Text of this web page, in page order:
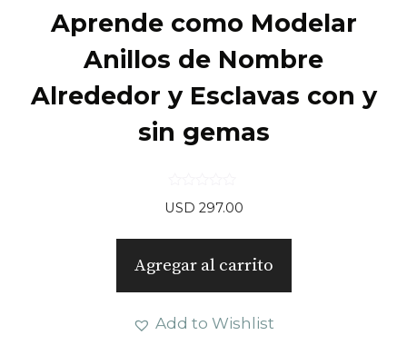
Aprende como Modelar
Anillos de Nombre
Alrededor y Esclavas con y
sin gemas
d
5
USD 297.00
Agregar al carrito
Add to Wishlist